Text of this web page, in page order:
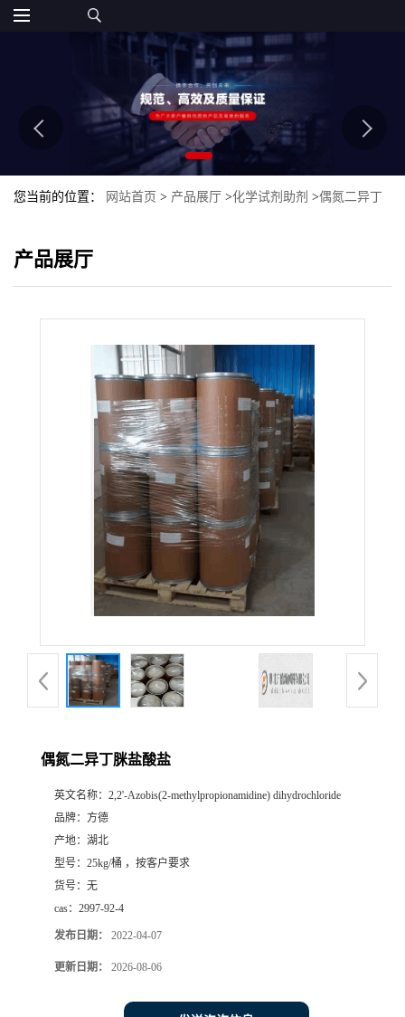
您当前的位置： 网站首页 > 产品展厅 >化学试剂助剂 >偶氮二异丁
产品展厅
偶氮二异丁脒盐酸盐
英文名称： 2,2'-Azobis(2-methylpropionamidine) dihydrochloride
品牌： 方德
产地： 湖北
型号： 25kg/桶 ，按客户要求
货号： 无
cas： 2997-92-4
发布日期： 2022-04-07
更新日期： 2026-08-06